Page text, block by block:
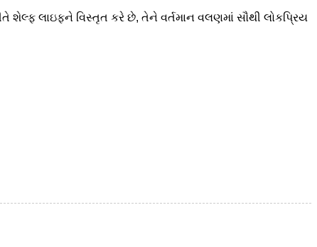
શેલ્ફ લાઇફને વિસ્તૃત કરે છે, તેને વર્તમાન વલણમાં સૌથી લોકપ્રિય